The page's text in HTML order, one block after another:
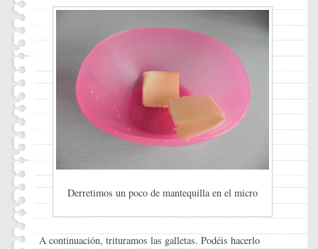
Derretimos un poco de mantequilla en el micro
A continuación, trituramos las galletas. Podéis hacerlo